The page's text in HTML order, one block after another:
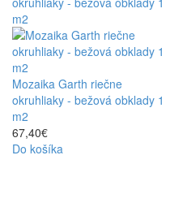
Mozaika Garth riečne
okruhliaky - bežová obklady 1
m2
67,40€
Do košíka